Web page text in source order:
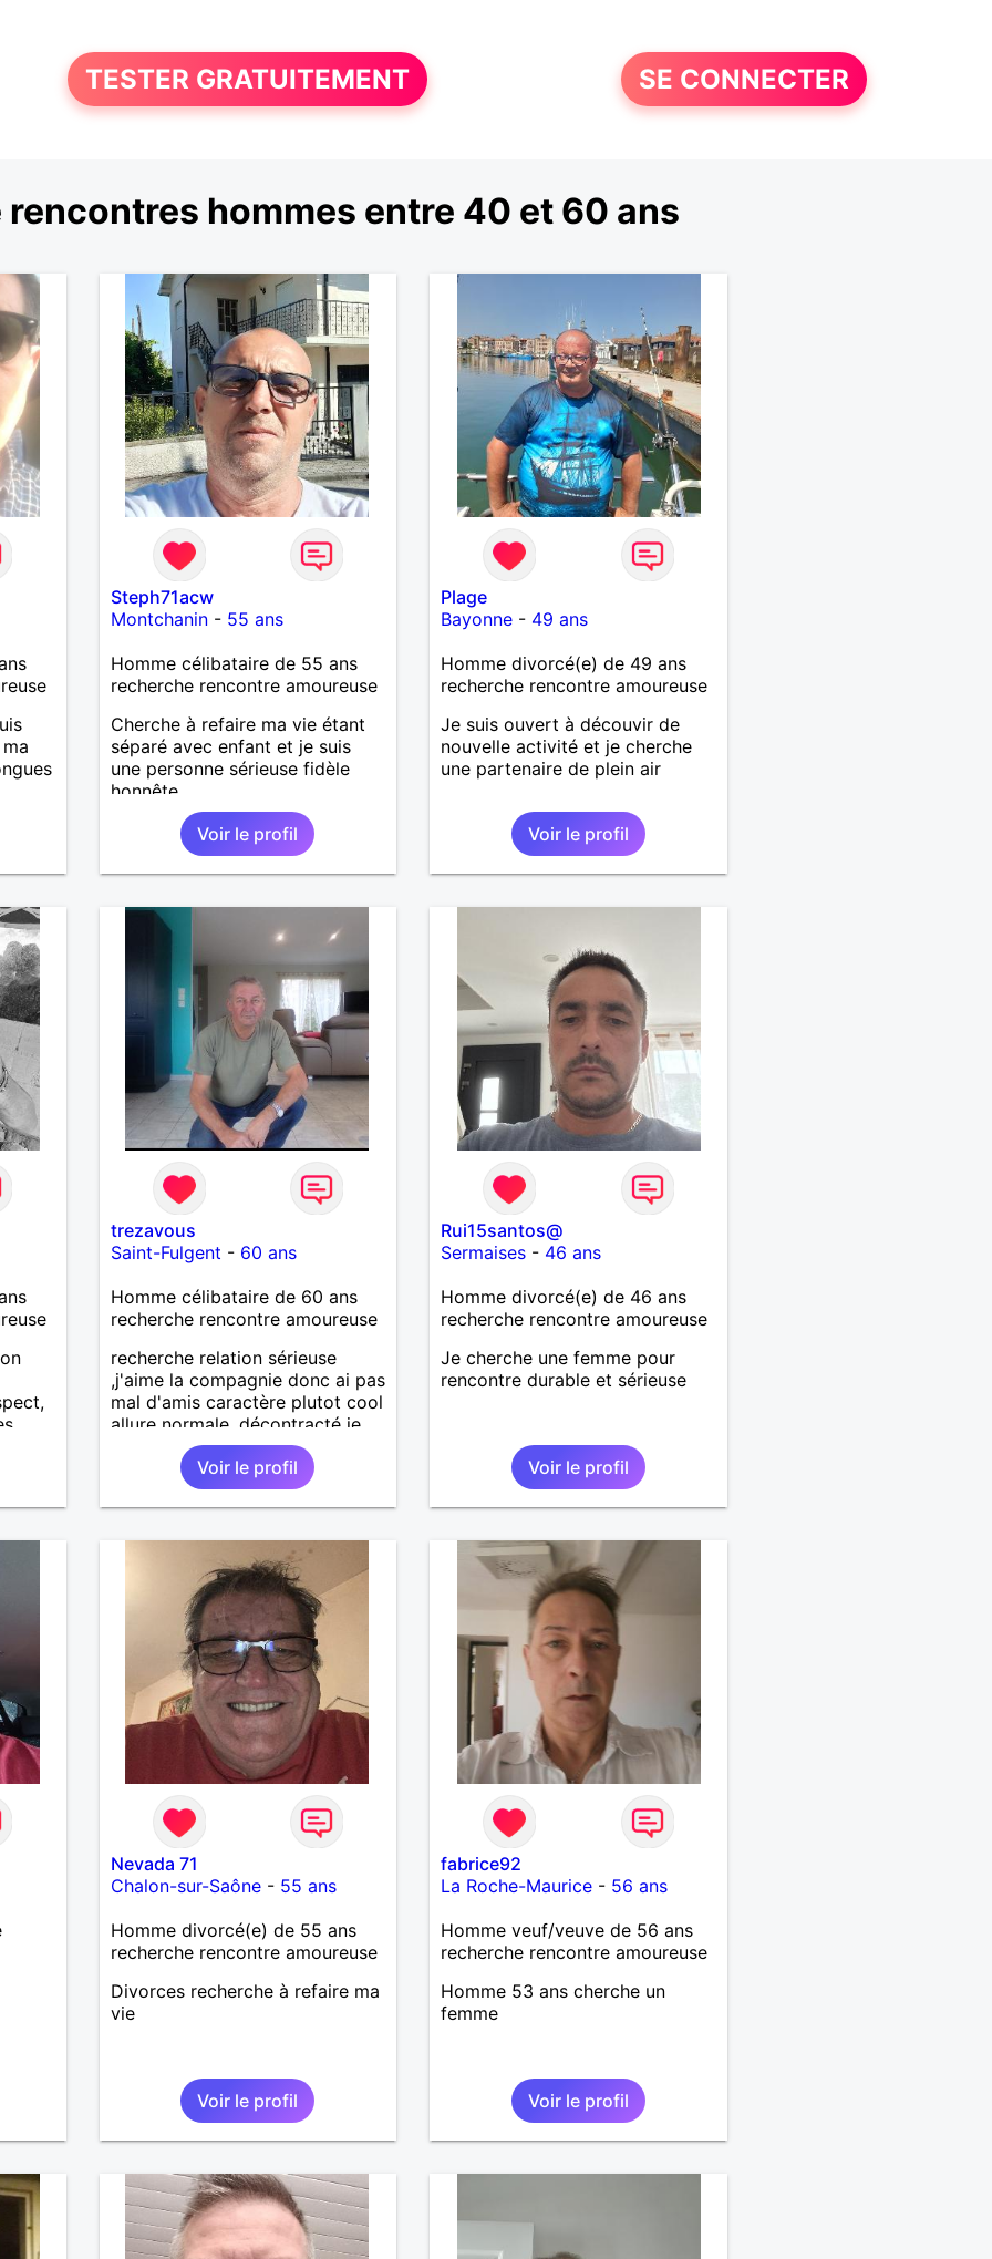
TESTER GRATUITEMENT SE CONNECTER
rencontres hommes entre 40 et 60 ans
en
»
que
et
le
Steph71acw
Montchanin- 55 ans
Homme célibataire de 55 ans
recherche rencontre amoureuse
Cherche à refaire ma vie étant
séparé avec enfant et je suis
une personne sérieuse fidèle
honnête
Voir le profil
Plage
Bayonne - 49 ans
Homme divorcé(e) de 49 ans
recherche rencontre amoureuse
Je suis ouvert à découvir de
nouvelle activité et je cherche
une partenaire de plein air
Voir le profil
ni à
des
de
En
de
trezavous
Saint-Fulgent - 60 ans
Homme célibataire de 60 ans
recherche rencontre amoureuse
recherche relation sérieuse
,j'aime la compagnie donc ai pas
mal d'amis caractère plutot cool
allure normale ,décontracté je
voudrais rencontrer une
personne aimant la nature
,bricolage ,quelqu'un de simple
et naturel à vos claviers
Voir le profil
Rui15santos@
Sermaises - 46 ans
Homme divorcé(e) de 46 ans
recherche rencontre amoureuse
Je cherche une femme pour
rencontre durable et sérieuse
Voir le profil
Nevada 71
Chalon-sur-Saône- 55 ans
Homme divorcé(e) de 55 ans
recherche rencontre amoureuse
Divorces recherche à refaire ma
vie
Voir le profil
fabrice92
La Roche-Maurice - 56 ans
Homme veuf/veuve de 56 ans
recherche rencontre amoureuse
Homme 53 ans cherche un
femme
Voir le profil